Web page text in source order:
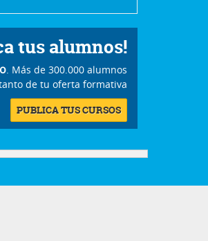
tus alumnos!
. Más de 300.000 alumnos
de tu oferta formativa
PUBLICA TUS CURSOS